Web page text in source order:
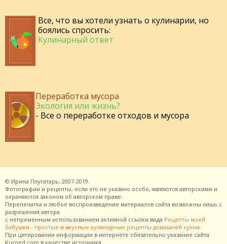
Все, что вы хотели узнать о кулинарии, но
боялись спросить:
Кулинарный ответ
Переработка мусора
Экология или жизнь?
- Все о переработке отходов и мусора
© Ирина Плугатарь, 2007-2019.
Фотографии и рецепты, если это не указано особо, являются авторскими и
охраняются законом об авторском праве.
Перепечатка и любое воспроизведение материалов сайта возможны лишь с
разрешения автора
с непременным использованием активной ссылки вида Рецепты моей
бабушки - простые и вкусные кулинарные рецепты домашней кухни
При цитировании информации в интернете обязательно указание сайта
Kuroed.com в качестве источника.